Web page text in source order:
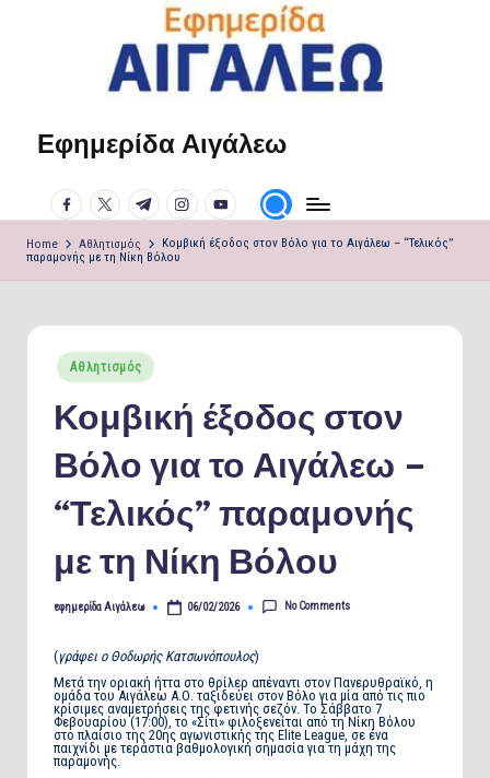
Εφημερίδα Αιγάλεω
φωνή
σου!
facebook.com
twitter.com
t.me instagram.com
youtube.com
Home Αθλητισμός
Κομβική έξοδος στον Βόλο για το Αιγάλεω – “Τελικός”
παραμονής με τη Νίκη Βόλου
Posted
in
Αθλητισμός
Κομβική έξοδος στον
Βόλο για το Αιγάλεω –
“Τελικός” παραμονής
με τη Νίκη Βόλου
Posted
εφημερίδα Αιγάλεω 06/02/2026 No Comments
(γράφει ο Θοδωρής Κατσωνόπουλος)
Μετά την οριακή ήττα στο θρίλερ απέναντι στον Πανερυθραϊκό, η
ομάδα του Αιγάλεω Α.Ο. ταξιδεύει στον Βόλο για μία από τις πιο
κρίσιμες αναμετρήσεις της φετινής σεζόν. Το Σάββατο 7
Φεβουαρίου (17:00), το «Σίτι» φιλοξενείται από τη Νίκη Βόλου
στο πλαίσιο της 20ης αγωνιστικής της Elite League, σε ένα
παιχνίδι με τεράστια βαθμολογική σημασία για τη μάχη της
παραμονής.